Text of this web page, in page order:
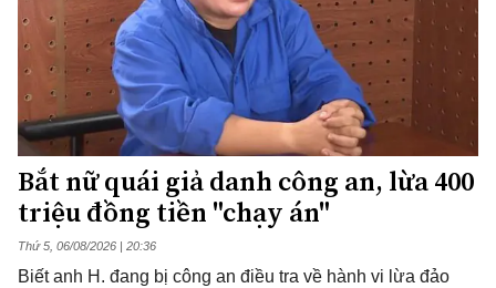
Bắt nữ quái giả danh công an, lừa 400
triệu đồng tiền "chạy án"
Thứ 5, 06/08/2026 | 20:36
Biết anh H. đang bị công an điều tra về hành vi lừa đảo